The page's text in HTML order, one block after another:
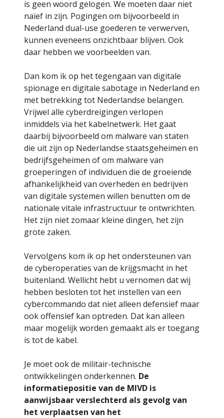
is geen woord gelogen. We moeten daar niet
naïef in zijn. Pogingen om bijvoorbeeld in
Nederland dual-use goederen te verwerven,
kunnen eveneens onzichtbaar blijven. Ook
daar hebben we voorbeelden van.
Dan kom ik op het tegengaan van digitale
spionage en digitale sabotage in Nederland en
met betrekking tot Nederlandse belangen.
Vrijwel alle cyberdreigingen verlopen
inmiddels via het kabelnetwerk. Het gaat
daarbij bijvoorbeeld om malware van staten
die uit zijn op Nederlandse staatsgeheimen en
bedrijfsgeheimen of om malware van
groeperingen of individuen die de groeiende
afhankelijkheid van overheden en bedrijven
van digitale systemen willen benutten om de
nationale vitale infrastructuur te ontwrichten.
Het zijn niet zomaar kleine dingen, het zijn
grote zaken.
Vervolgens kom ik op het ondersteunen van
de cyberoperaties van de krijgsmacht in het
buitenland. Wellicht hebt u vernomen dat wij
hebben besloten tot het instellen van een
cybercommando dat niet alleen defensief maar
ook offensief kan optreden. Dat kan alleen
maar mogelijk worden gemaakt als er toegang
is tot de kabel.
Je moet ook de militair-technische
ontwikkelingen onderkennen. De
informatiepositie van de MIVD is
aanwijsbaar verslechterd als gevolg van
het verplaatsen van het